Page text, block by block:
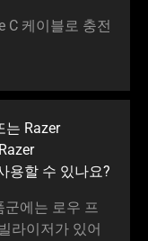
C 케이블로 충전
는 Razer
용할 수 있나요?
군에는 로우 프
라이저가 있어